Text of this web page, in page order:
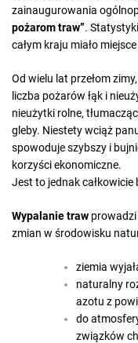
zainaugurowania
pożarom traw”.
całym kraju miało
Od wielu lat przełom
liczba pożarów łąk i
nieużytki rolne,
gleby. Niestety wciąż
spowoduje szybszy i
korzyści ekonomiczne.
Jest to jednak całkowicie
Wypalanie traw
zmian w środowisku
ziemia
naturalny
azotu z
do
związków